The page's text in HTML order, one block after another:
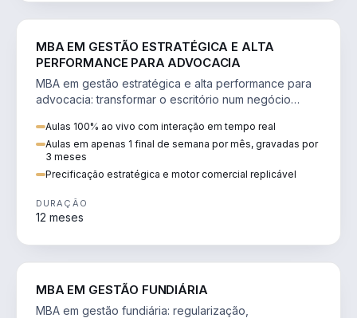
MBA EM GESTÃO ESTRATÉGICA E ALTA
PERFORMANCE PARA ADVOCACIA
MBA em gestão estratégica e alta performance para
advocacia: transformar o escritório num negócio
Aulas 100% ao vivo com interação em tempo real
Aulas em apenas 1 final de semana por mês, gravadas por
3 meses
Precificação estratégica e motor comercial replicável
DURAÇÃO
12 meses
MBA EM GESTÃO FUNDIÁRIA
MBA em gestão fundiária: regularização,